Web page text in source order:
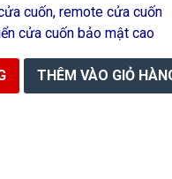
cuốn, remote cửa cuốn
cửa cuốn bảo mật cao